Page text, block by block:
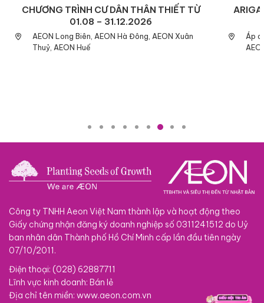
CHƯƠNG TRÌNH CƯ DÂN THÂN THIẾT TỪ
01.08 – 31.12.2026
AEON Long Biên, AEON Hà Đông, AEON Xuân
Thuỷ, AEON Huế
Áp
Công ty TNHH Aeon Việt Nam thành lập và hoạt động theo
Giấy chứng nhận đăng ký doanh nghiệp số 0311241512 do Uỷ
ban nhân dân Thành phố Hồ Chí Minh cấp lần đầu tiên ngày
07/10/2011.
Điện thoại: (028) 62887711
Lĩnh vực kinh doanh: Bán lẻ
Địa chỉ tên miền: www.aeon.com.vn